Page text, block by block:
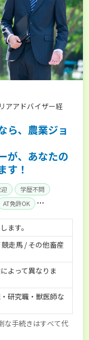
アアドバイザー経
ら、農業ジョ
が、あなたの
す！
学歴不問
AT免許OK
月20時間以内
験者優遇
り
世帯寮あり
ます。
走馬 / その他畜産
よって異なりま
研究職・獣医師な
な手続きはすべて代